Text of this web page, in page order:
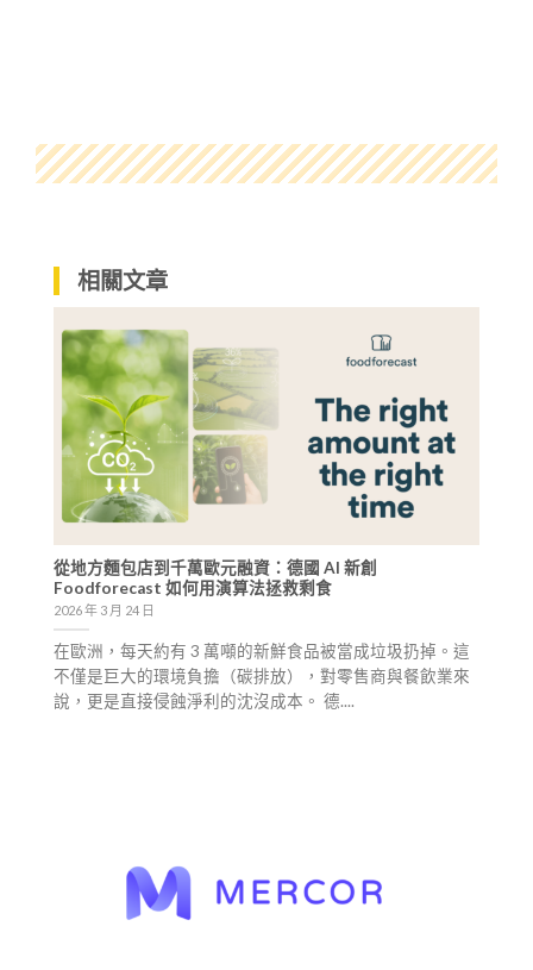
相關文章
從地方麵包店到千萬歐元融資：德國 AI 新創
Foodforecast 如何用演算法拯救剩食
2026 年 3 月 24 日
在歐洲，每天約有 3 萬噸的新鮮食品被當成垃圾扔掉。這
不僅是巨大的環境負擔（碳排放），對零售商與餐飲業來
說，更是直接侵蝕淨利的沈沒成本。 德....